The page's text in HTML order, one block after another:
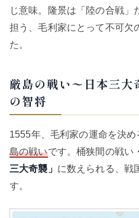
じ意味。隆景は「陸の合戦」
担う、毛利家にとって不可欠
た。
厳島の戦い〜日本三大
の智将
1555年、毛利家の運命を決
島の戦いです。桶狭間の戦い
三大奇襲」 に数えられる、戦
す。